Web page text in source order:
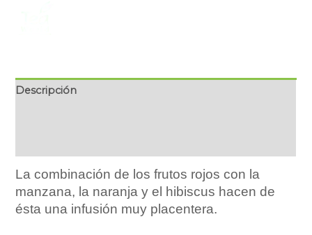
Descripción
La combinación de los frutos rojos con la
manzana, la naranja y el hibiscus hacen de
ésta una infusión muy placentera.